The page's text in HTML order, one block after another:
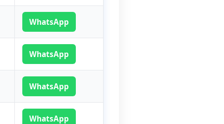
WhatsApp
WhatsApp
WhatsApp
WhatsApp